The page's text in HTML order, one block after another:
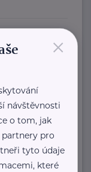
×
návštěvnosti
o tom, jak
partnery pro
tyto údaje
které